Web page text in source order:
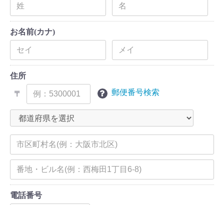
お名前(カナ)
住所
〒 郵便番号検索
電話番号